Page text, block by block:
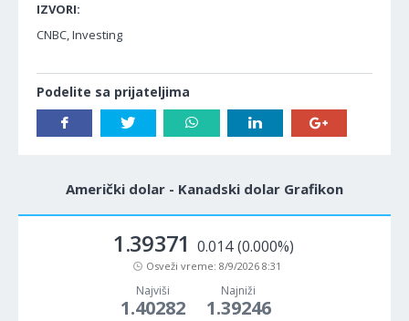
IZVORI:
CNBC, Investing
Podelite sa prijateljima
Američki dolar - Kanadski dolar Grafikon
1.39371 0.014 (0.000%)
Osveži vreme: 8/9/2026 8:31
Najviši
1.40282
Najniži
1.39246